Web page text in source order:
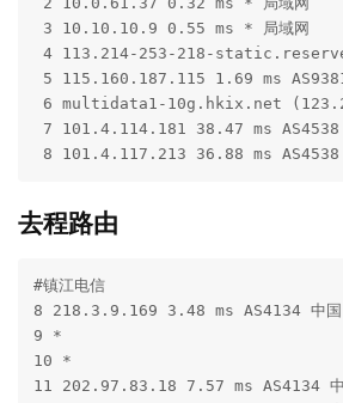
3 10.10.10.9 0.55 ms * 局域网
4 113.214-253-218-
5 115.160.187.115 1.69 ms
6 multidata1-10g.hkix.net
7 101.4.114.181 38.47 ms
8 101.4.117.213 36.88 ms
去程路由
#镇江电信
8 218.3.9.169 3.48 ms AS4134 中
9 *
10 *
11 202.97.83.18 7.57 ms AS4134